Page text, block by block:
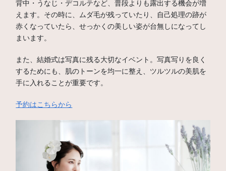
背中・うなじ・デコルテなど、普段よりも露出する機会が増
えます。その時に、ムダ毛が残っていたり、自己処理の跡が
赤くなっていたら、せっかくの美しい姿が台無しになってし
まいます。
また、結婚式は写真に残る大切なイベント。写真写りを良く
するためにも、肌のトーンを均一に整え、ツルツルの美肌を
手に入れることが重要です。
予約はこちらから